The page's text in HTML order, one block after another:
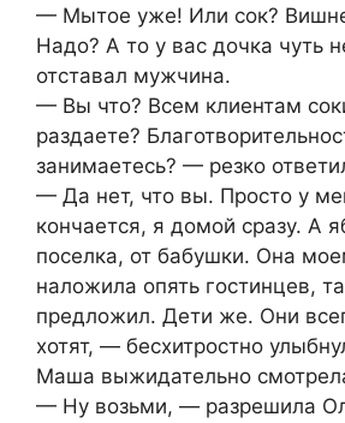
— Мытое уже! Или сок?
Надо? А то у вас дочка чуть
отставал мужчина.
— Вы что? Всем клиентам
раздаете?
занимаетесь? — резко
— Да нет, что вы. Просто у
кончается, я домой сразу. А
поселка, от бабушки. Она
наложила опять гостинцев,
предложил. Дети же. Они
хотят, — бесхитростно
Маша выжидательно
— Ну возьми, — разрешила